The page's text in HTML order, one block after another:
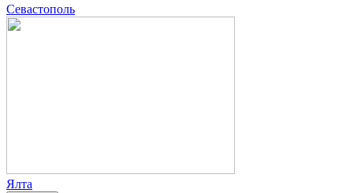
Севастополь
Ялта